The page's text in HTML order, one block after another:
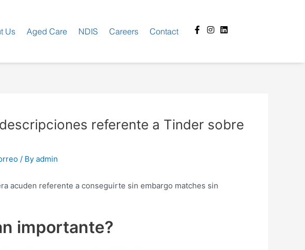
Us Aged Care NDIS Careers Contact
Facebook-
f
Instagram
Linkedin
referente a Tinder sobre
/ By admin
acuden referente a conseguirte sin embargo matches sin
importante?